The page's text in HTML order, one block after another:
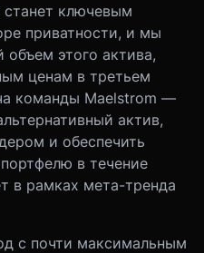
станет ключевым
приватности, и мы
этого актива,
ценам в третьем
команды Maelstrom —
актив,
и обеспечить
в течение
в рамках мета-тренда
с почти максимальным